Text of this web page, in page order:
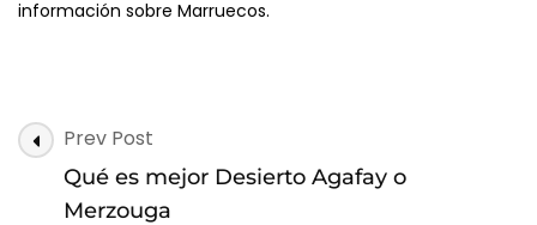
información sobre Marruecos.
Post
Navigation
Prev Post
Qué es mejor Desierto Agafay o
Merzouga